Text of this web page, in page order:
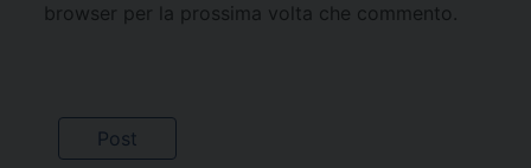
browser per la prossima volta che commento.